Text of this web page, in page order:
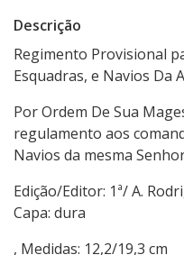
Descrição
Regimento Provisional
Esquadras, e Navios Da
Por Ordem De Sua
regulamento aos
Navios da mesma
Edição/Editor: 1ª/ A.
Capa: dura
, Medidas: 12,2/19,3 cm